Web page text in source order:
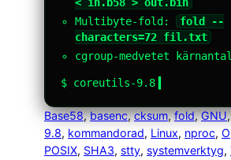
Multibyte-fold:
fold --
characters=72 fil.txt
cgroup-medvetet
$ coreutils-9.8
Base58, basenc, cksum, fold, GNU
9.8, kommandorad, Linux, nproc,
POSIX, SHA3, stty, systemverktyg,